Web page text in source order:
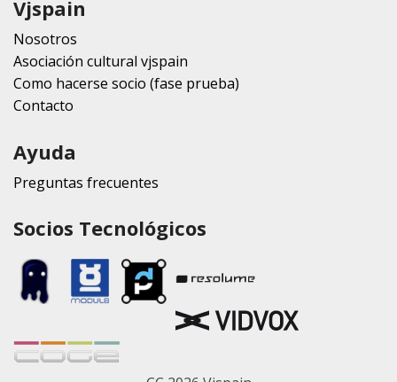
Vjspain
Nosotros
Asociación cultural vjspain
Como hacerse socio (fase prueba)
Contacto
Ayuda
Preguntas frecuentes
Socios Tecnológicos